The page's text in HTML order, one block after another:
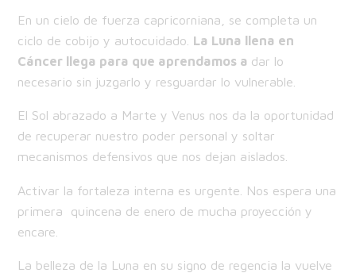
En un cielo de fuerza capricorniana, se completa un
ciclo de cobijo y autocuidado. La Luna llena en
Cáncer llega para que aprendamos a dar lo
necesario sin juzgarlo y resguardar lo vulnerable.
El Sol abrazado a Marte y Venus nos da la oportunidad
de recuperar nuestro poder personal y soltar
mecanismos defensivos que nos dejan aislados.
Activar la fortaleza interna es urgente. Nos espera una
primera quincena de enero de mucha proyección y
encare.
La belleza de la Luna en su signo de regencia la vuelve